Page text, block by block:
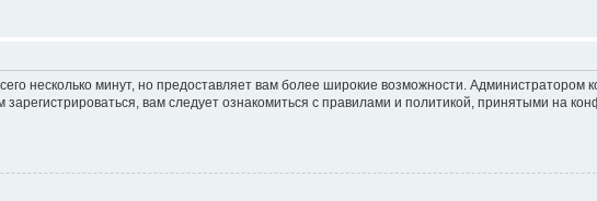
несколько минут, но предоставляет вам более широкие возможности. Администратором
вам следует ознакомиться с правилами и политикой, принятыми на